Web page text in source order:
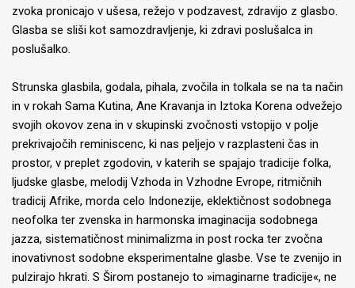
zvoka pronicajo v ušesa, režejo v podzavest, zdravijo z glasbo.
Glasba se sliši kot samozdravljenje, ki zdravi poslušalca in
poslušalko.
Strunska glasbila, godala, pihala, zvočila in tolkala se na ta način
in v rokah Sama Kutina, Ane Kravanja in Iztoka Korena odvežejo
svojih okovov zena in v skupinski zvočnosti vstopijo v polje
prekrivajočih reminiscenc, ki nas peljejo v razplasteni čas in
prostor, v preplet zgodovin, v katerih se spajajo tradicije folka,
ljudske glasbe, melodij Vzhoda in Vzhodne Evrope, ritmičnih
tradicij Afrike, morda celo Indonezije, eklektičnost sodobnega
neofolka ter zvenska in harmonska imaginacija sodobnega
jazza, sistematičnost minimalizma in post rocka ter zvočna
inovativnost sodobne eksperimentalne glasbe. Vse te zvenijo in
pulzirajo hkrati. S Širom postanejo to »imaginarne tradicije«, ne